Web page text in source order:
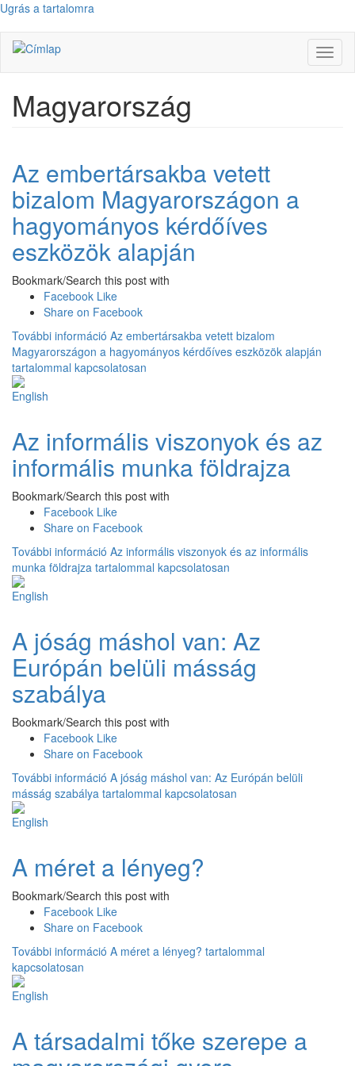
Ugrás a tartalomra
Magyarország
Az embertársakba vetett
bizalom Magyarországon a
hagyományos kérdőíves
eszközök alapján
Bookmark/Search this post with
Facebook Like
Share on Facebook
További információ Az embertársakba vetett bizalom
Magyarországon a hagyományos kérdőíves eszközök alapján
tartalommal kapcsolatosan
Az informális viszonyok és az
informális munka földrajza
Bookmark/Search this post with
Facebook Like
Share on Facebook
További információ Az informális viszonyok és az informális
munka földrajza tartalommal kapcsolatosan
A jóság máshol van: Az
Európán belüli másság
szabálya
Bookmark/Search this post with
Facebook Like
Share on Facebook
További információ A jóság máshol van: Az Európán belüli
másság szabálya tartalommal kapcsolatosan
A méret a lényeg?
Bookmark/Search this post with
Facebook Like
Share on Facebook
További információ A méret a lényeg? tartalommal
kapcsolatosan
A társadalmi tőke szerepe a